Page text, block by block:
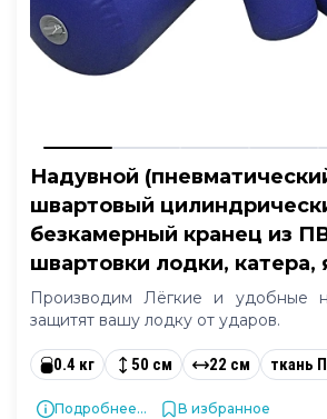
Надувной
швартовый
безкамерный кранец из
швартовки лодки, катера,
Производим Лёгкие и удобные
защитят вашу лодку от ударов.
0.4 кг 50 см 22 см ткань
Подробнее... В избранное